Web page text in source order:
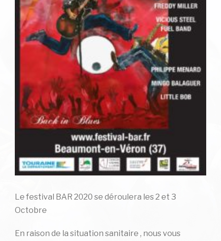
Le festival BAR 2020 se déroulera les 2 et 3
Octobre
En raison de la situation sanitaire , nous vous